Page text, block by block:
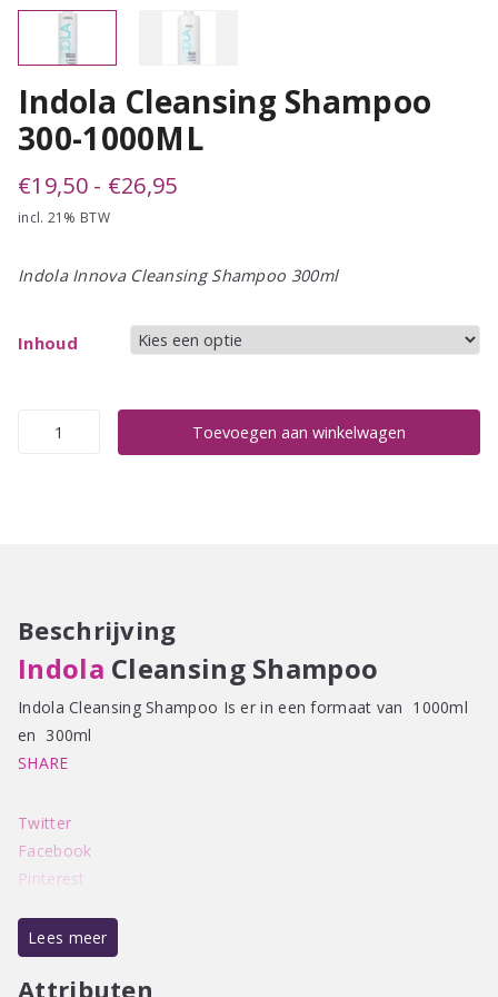
Indola Cleansing Shampoo
300-1000ML
€19,50 - €26,95Prijsklasse:
tot
incl. 21% BTW
Indola Innova Cleansing Shampoo 300ml
Inhoud
Indola
Toevoegen aan winkelwagen
Beschrijving
Indola Cleansing Shampoo
Indola Cleansing Shampoo Is er in een formaat van 1000ml
en 300ml
SHARE
Twitter
Facebook
Pinterest
van onzuiverheden en productopbouw, verfrist INDOLA
Cleansing Shampoo het haar en de hoofdhuid zonder een
droog gevoel – voor perfect gerevitaliseerd haar en
Lees meer
Attributen